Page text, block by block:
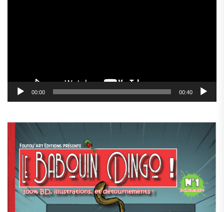
00:00 00:40